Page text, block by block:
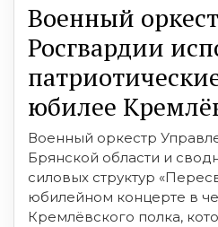
Военный
Росгвардии
юбилее
Военный оркестр
Брянской области и
силовых структур
юбилейном концерте в
Кремлёвского полка,